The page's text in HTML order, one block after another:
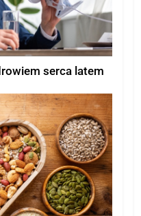
serca latem